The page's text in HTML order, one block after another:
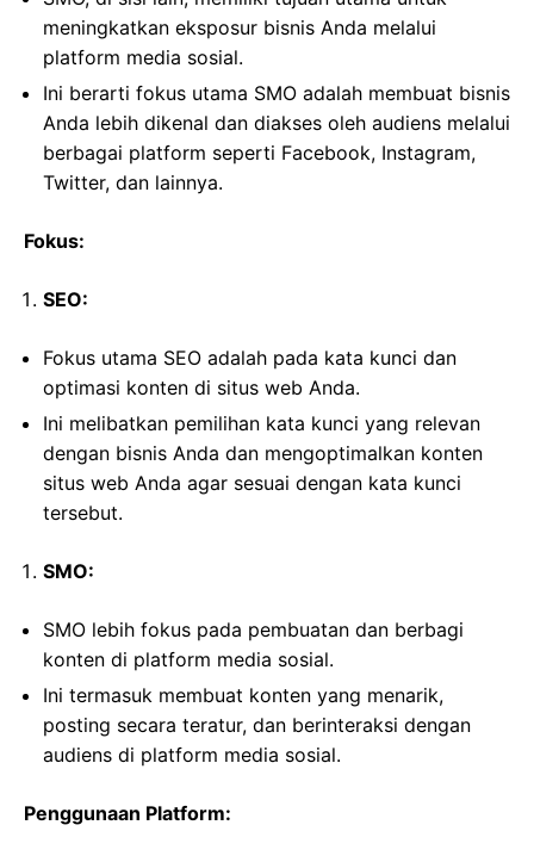
meningkatkan eksposur bisnis Anda melalui
platform media sosial.
Ini berarti fokus utama SMO adalah membuat bisnis
Anda lebih dikenal dan diakses oleh audiens melalui
berbagai platform seperti Facebook, Instagram,
Twitter, dan lainnya.
Fokus:
SEO:
Fokus utama SEO adalah pada kata kunci dan
optimasi konten di situs web Anda.
Ini melibatkan pemilihan kata kunci yang relevan
dengan bisnis Anda dan mengoptimalkan konten
situs web Anda agar sesuai dengan kata kunci
tersebut.
SMO:
SMO lebih fokus pada pembuatan dan berbagi
konten di platform media sosial.
Ini termasuk membuat konten yang menarik,
posting secara teratur, dan berinteraksi dengan
audiens di platform media sosial.
Penggunaan Platform: